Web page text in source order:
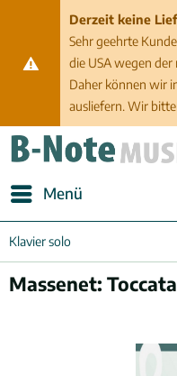
Derzeit keine
Sehr geehrte
die USA wegen
Daher können wir
ausliefern. Wir
Menü
Klavier solo
Massenet: